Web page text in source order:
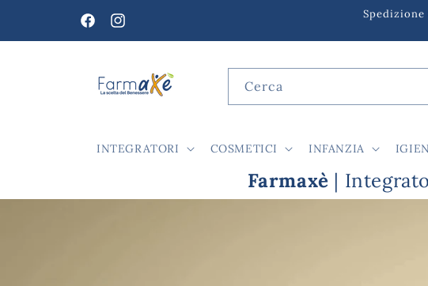
direttamente
FacebookInstagram
INTEGRATORI COSMETICI INFANZIA
Cerca
Farmaxè |